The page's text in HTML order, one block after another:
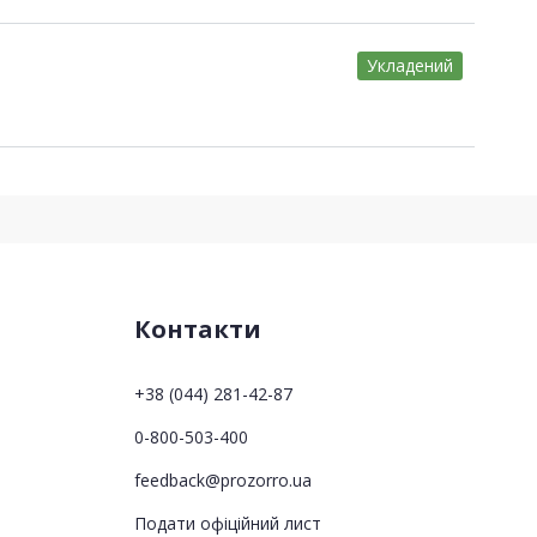
Укладений
Контакти
+38 (044) 281-42-87
0-800-503-400
feedback@prozorro.ua
Подати офіційний лист